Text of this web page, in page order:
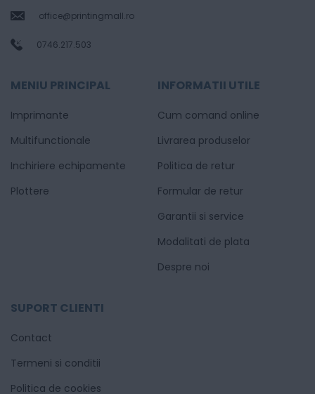
office@printingmall.ro
0746.217.503
MENIU PRINCIPAL
Imprimante
Multifunctionale
Inchiriere echipamente
Plottere
INFORMATII UTILE
Cum comand online
Livrarea produselor
Politica de retur
Formular de retur
Garantii si service
Modalitati de plata
Despre noi
SUPORT CLIENTI
Contact
Termeni si conditii
Politica de cookies